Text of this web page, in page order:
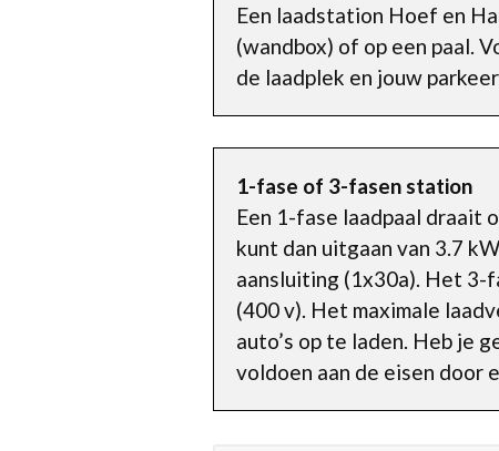
Een laadstation Hoef en
(wandbox) of op een paal.
de laadplek en jouw
1-fase of 3-fasen station
Een 1-fase laadpaal draait
kunt dan uitgaan van 3.7
aansluiting (1x30a). Het 3-
(400 v). Het maximale
auto’s op te laden. Heb je
voldoen aan de eisen door